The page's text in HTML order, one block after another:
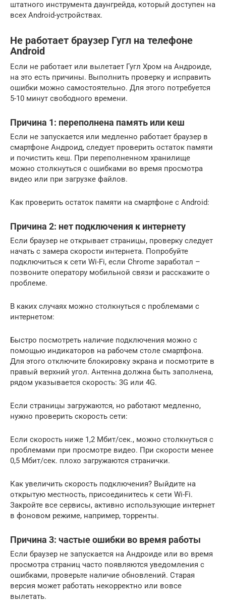
штатного инструмента даунгрейда, который доступен на
всех Android-устройствах.
Не работает браузер Гугл на телефоне
Android
Если не работает или вылетает Гугл Хром на Андроиде,
на это есть причины. Выполнить проверку и исправить
ошибки можно самостоятельно. Для этого потребуется
5-10 минут свободного времени.
Причина 1: переполнена память или кеш
Если не запускается или медленно работает браузер в
смартфоне Андроид, следует проверить остаток памяти
и почистить кеш. При переполненном хранилище
можно столкнуться с ошибками во время просмотра
видео или при загрузке файлов.
Как проверить остаток памяти на смартфоне с Android:
Причина 2: нет подключения к интернету
Если браузер не открывает страницы, проверку следует
начать с замера скорости интернета. Попробуйте
подключиться к сети Wi-Fi, если Chrome заработал –
позвоните оператору мобильной связи и расскажите о
проблеме.
В каких случаях можно столкнуться с проблемами с
интернетом:
Быстро посмотреть наличие подключения можно с
помощью индикаторов на рабочем столе смартфона.
Для этого отключите блокировку экрана и посмотрите в
правый верхний угол. Антенна должна быть заполнена,
рядом указывается скорость: 3G или 4G.
Если страницы загружаются, но работают медленно,
нужно проверить скорость сети:
Если скорость ниже 1,2 Мбит/сек., можно столкнуться с
проблемами при просмотре видео. При скорости менее
0,5 Мбит/сек. плохо загружаются странички.
Как увеличить скорость подключения? Выйдите на
открытую местность, присоединитесь к сети Wi-Fi.
Закройте все сервисы, активно использующие интернет
в фоновом режиме, например, торренты.
Причина 3: частые ошибки во время работы
Если браузер не запускается на Андроиде или во время
просмотра страниц часто появляются уведомления с
ошибками, проверьте наличие обновлений. Старая
версия может работать некорректно или вовсе
вылетать.